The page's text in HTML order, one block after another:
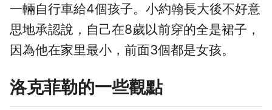
一輛自行車給4個孩子。小約翰長大後不好意
思地承認說，自己在8歲以前穿的全是裙子，
因為他在家里最小，前面3個都是女孩。
洛克菲勒的一些觀點